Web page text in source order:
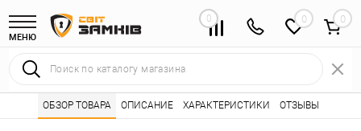
МЕНЮ
0 0
Интернет магазин замков • Каталог товаров ⭐ • Дверная
ОБЗОР ТОВАРА ОПИСАНИЕ ХАРАКТЕРИСТИКИ ОТЗЫВЫ